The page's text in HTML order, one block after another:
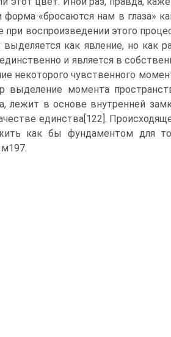
форма «бросаются нам в глаза»
при воспроизведении этого
как явление, но как
и является в
некоторого чувственного
выделение момента
лежит в основе внутренней
единства[122].
как бы фундаментом для